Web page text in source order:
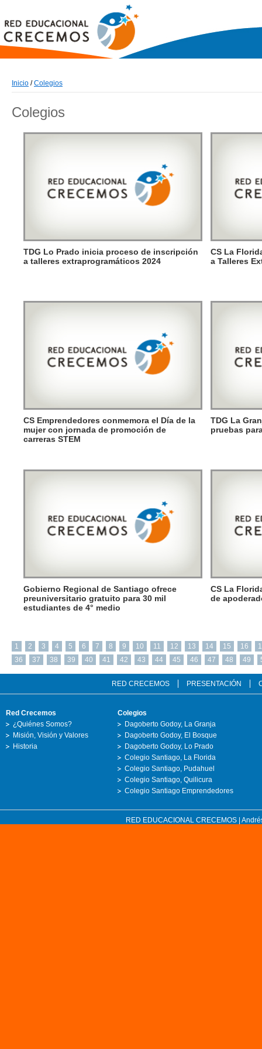
Inicio /Colegios
Colegios
TDG Lo Prado inicia proceso de inscripción
a talleres extraprogramáticos 2024
CS La
a Talleres
CS Emprendedores conmemora el Día de la
mujer con jornada de promoción de
carreras STEM
TDG La
pruebas
Gobierno Regional de Santiago ofrece
preuniversitario gratuito para 30 mil
estudiantes de 4° medio
CS La
de
1 2 3 4 5 6 7 8 9 10 11 12 13 14 15 16
36
37 38 39 40 41 42 43 44 45 46 47 48 49
RED CRECEMOS PRESENTACIÓN
Red Crecemos
¿Quiénes Somos?
Misión, Visión y Valores
Historia
Colegios
Dagoberto Godoy, La Granja
Dagoberto Godoy, El Bosque
Dagoberto Godoy, Lo Prado
Colegio Santiago, La Florida
Colegio Santiago, Pudahuel
Colegio Santiago, Quilicura
Colegio Santiago Emprendedores
RED EDUCACIONAL CRECEMOS |